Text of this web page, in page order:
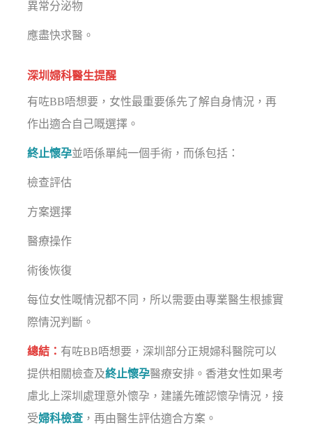
異常分泌物
應盡快求醫。
深圳婦科醫生提醒
有咗BB唔想要，女性最重要係先了解自身情況，再
作出適合自己嘅選擇。
終止懷孕並唔係單純一個手術，而係包括：
檢查評估
方案選擇
醫療操作
術後恢復
每位女性嘅情況都不同，所以需要由專業醫生根據實
際情況判斷。
總結： 有咗BB唔想要，深圳部分正規婦科醫院可以
提供相關檢查及終止懷孕醫療安排。香港女性如果考
慮北上深圳處理意外懷孕，建議先確認懷孕情況，接
受婦科檢查 ，再由醫生評估適合方案。